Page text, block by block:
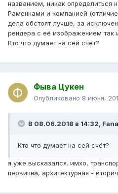
названием, никак определиться
Раменками и компанией
дела обстоят лучше, за
рендера с её изображением так
Кто что думает на сей счёт?
Фыва Цукен
Опубликовано 8 июня,
В 08.06.2018 в 14:32,
Кто что думает на сей счёт?
я уже высказался. имхо,
первична, архитектурная -